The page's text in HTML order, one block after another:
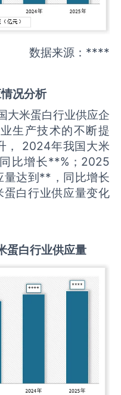
数据来源：****
况分析
大米蛋白行业供应企
生产技术的不断提
， 2024年我国大米
比增长**%；2025
量达到**，同比增长
白行业供应量变化
蛋白行业供应量